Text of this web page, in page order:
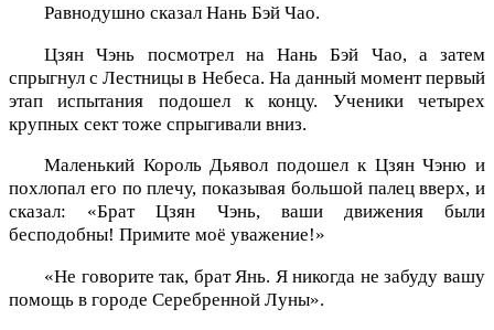
Равнодушно сказал Нань Бэй Чао.
Цзян Чэнь посмотрел на Нань Бэй Чао, а затем
спрыгнул с Лестницы в Небеса. На данный момент первый
этап испытания подошел к концу. Ученики четырех
крупных сект тоже спрыгивали вниз.
Маленький Король Дьявол подошел к Цзян Чэню и
похлопал его по плечу, показывая большой палец вверх, и
сказал: «Брат Цзян Чэнь, ваши движения были
бесподобны! Примите моё уважение!»
«Не говорите так, брат Янь. Я никогда не забуду вашу
помощь в городе Серебренной Луны».